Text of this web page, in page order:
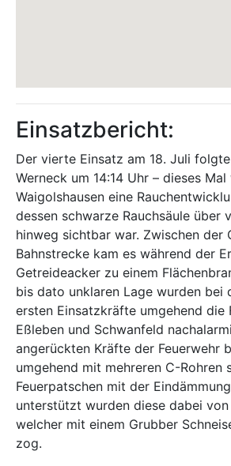
Einsatzbericht:
Der vierte Einsatz am 18. Juli
Werneck um 14:14 Uhr – dieses
Waigolshausen eine
dessen schwarze Rauchsäule über
hinweg sichtbar war. Zwischen der
Bahnstrecke kam es während der
Getreideacker zu einem
bis dato unklaren Lage wurden bei
ersten Einsatzkräfte umgehend die
Eßleben und Schwanfeld
angerückten Kräfte der Feuerwehr
umgehend mit mehreren C-Rohren
Feuerpatschen mit der
unterstützt wurden diese dabei
welcher mit einem Grubber
zog.